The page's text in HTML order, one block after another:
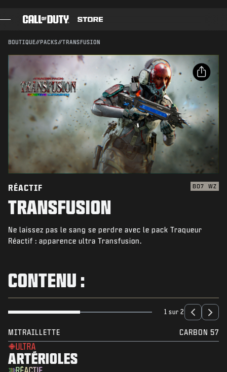
PASSE DE COMBAT
BLACK CELL
POINTS COD
BOUTIQUE D'ÉQUIPEMENT
COMBAT BUILDS
ACTUS
CONNEXION|S'INSCRIRE
BOUTIQUE//PACKS//TRANSFUSION
Compatible avec :
CONFIRMER L'ACHAT
ANNULER
Activision peut mettre à jour, remplacer ou supprimer
ce contenu en jeu à tout moment.
PARTAGER
Email
Facebook
Copier le lien
RÉACTIF BO7 WZ
TRANSFUSION
Ne laissez pas le sang se perdre avec le pack Traqueur
Réactif : apparence ultra Transfusion.
CONTENU :
1 sur 2
MITRAILLETTE CARBON 57
ULTRA
ARTÉRIOLES
RÉACTIF